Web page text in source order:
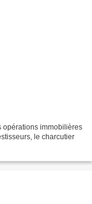
opérations immobilières
le charcutier